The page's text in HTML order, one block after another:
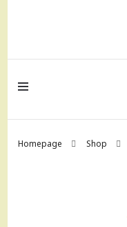
Homepage Shop